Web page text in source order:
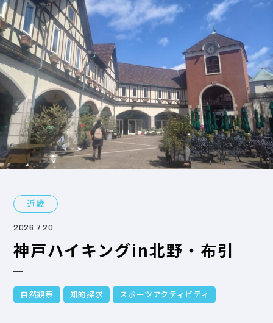
近畿
2026.7.20
神戸ハイキングin北野・布引
自然観察 知的探求 スポーツアクティビティ